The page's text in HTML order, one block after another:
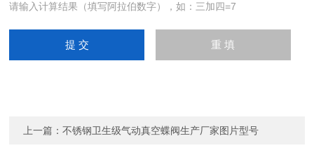
请输入计算结果（填写阿拉伯数字），如：三加四=7
上一篇：不锈钢卫生级气动真空蝶阀生产厂家图片型号